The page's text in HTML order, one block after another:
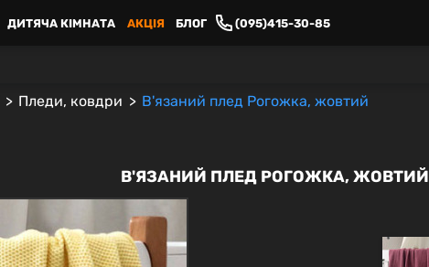
ДИТЯЧА КІМНАТА АКЦІЯ БЛОГ (095)415-30-85
Пледи, ковдри В'язаний плед Рогожка, жовтий
В'ЯЗАНИЙ ПЛЕД РОГОЖКА, ЖОВТИЙ